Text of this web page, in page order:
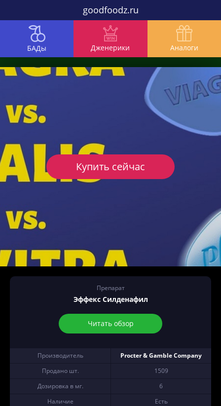
goodfoodz.ru
БАДы Дженерики Аналоги
Препарат
Эффекс Силденафил
Читать обзор
Производитель
Procter & Gamble Company
Продано шт.
1509
Дозировка в мг.
6
Наличие
Есть
Купить сейчас